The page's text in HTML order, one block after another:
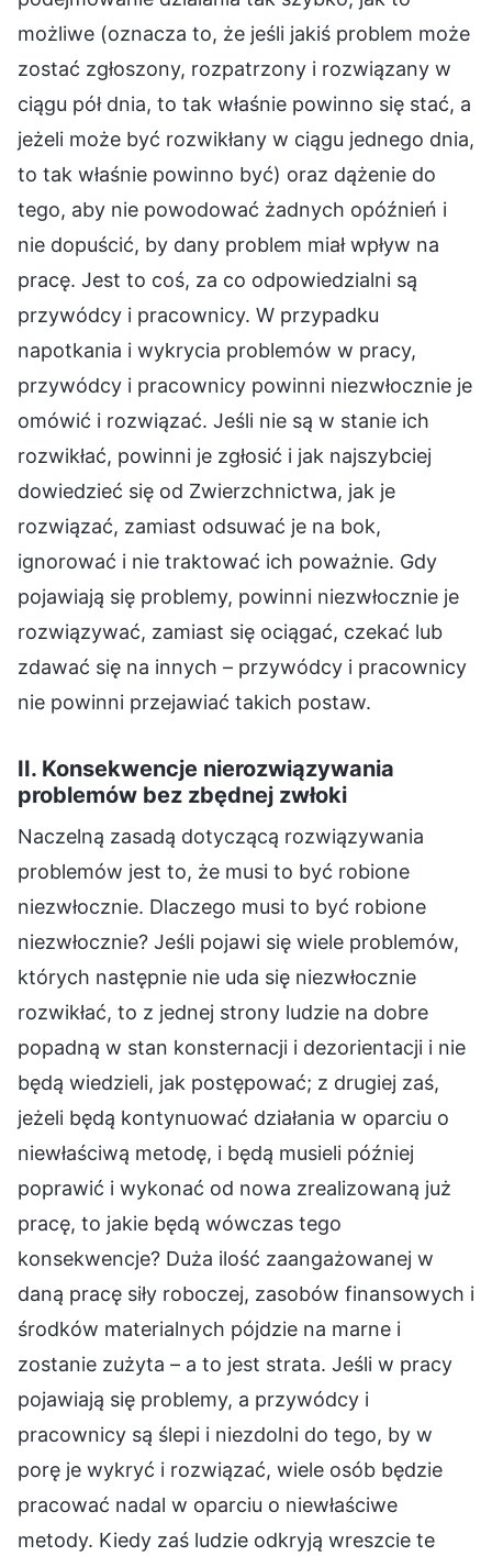
możliwe (oznacza to, że jeśli jakiś problem może
zostać zgłoszony, rozpatrzony i rozwiązany w
ciągu pół dnia, to tak właśnie powinno się stać, a
jeżeli może być rozwikłany w ciągu jednego dnia,
to tak właśnie powinno być) oraz dążenie do
tego, aby nie powodować żadnych opóźnień i
nie dopuścić, by dany problem miał wpływ na
pracę. Jest to coś, za co odpowiedzialni są
przywódcy i pracownicy. W przypadku
napotkania i wykrycia problemów w pracy,
przywódcy i pracownicy powinni niezwłocznie je
omówić i rozwiązać. Jeśli nie są w stanie ich
rozwikłać, powinni je zgłosić i jak najszybciej
dowiedzieć się od Zwierzchnictwa, jak je
rozwiązać, zamiast odsuwać je na bok,
ignorować i nie traktować ich poważnie. Gdy
pojawiają się problemy, powinni niezwłocznie je
rozwiązywać, zamiast się ociągać, czekać lub
zdawać się na innych – przywódcy i pracownicy
nie powinni przejawiać takich postaw.
II. Konsekwencje nierozwiązywania
problemów bez zbędnej zwłoki
Naczelną zasadą dotyczącą rozwiązywania
problemów jest to, że musi to być robione
niezwłocznie. Dlaczego musi to być robione
niezwłocznie? Jeśli pojawi się wiele problemów,
których następnie nie uda się niezwłocznie
rozwikłać, to z jednej strony ludzie na dobre
popadną w stan konsternacji i dezorientacji i nie
będą wiedzieli, jak postępować; z drugiej zaś,
jeżeli będą kontynuować działania w oparciu o
niewłaściwą metodę, i będą musieli później
poprawić i wykonać od nowa zrealizowaną już
pracę, to jakie będą wówczas tego
konsekwencje? Duża ilość zaangażowanej w
daną pracę siły roboczej, zasobów finansowych i
środków materialnych pójdzie na marne i
zostanie zużyta – a to jest strata. Jeśli w pracy
pojawiają się problemy, a przywódcy i
pracownicy są ślepi i niezdolni do tego, by w
porę je wykryć i rozwiązać, wiele osób będzie
pracować nadal w oparciu o niewłaściwe
metody. Kiedy zaś ludzie odkryją wreszcie te